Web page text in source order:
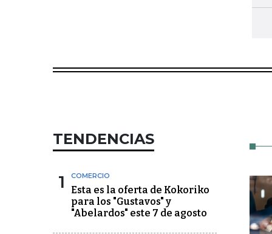
TENDENCIAS
1 COMERCIO
Esta es la oferta de Kokoriko
para los "Gustavos" y
"Abelardos" este 7 de agosto